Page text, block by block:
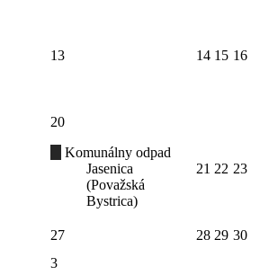
13 14 15 16
20
Komunálny odpad
Jasenica
(Považská
Bystrica)
21 22 23
27 28 29 30
3